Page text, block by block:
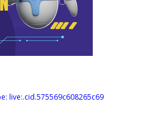
live:.cid.575569c608265c69